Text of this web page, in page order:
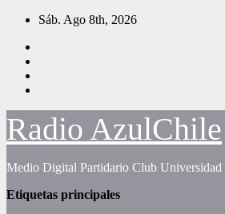
Saltar
contenido
Sáb. Ago 8th, 2026
Radio AzulChile
Medio Digital Partidario Club Universidad
Etiquetas principales